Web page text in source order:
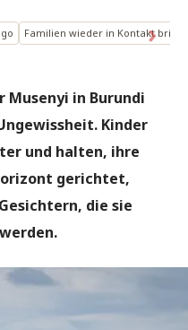
Familien wieder in Kontakt
in Burundi
Kinder
und halten, ihre
gerichtet,
die sie